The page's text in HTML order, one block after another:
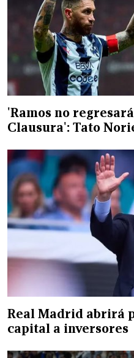
'Ramos no
Clausura': Tato
Real Madrid abrirá
capital a inversores